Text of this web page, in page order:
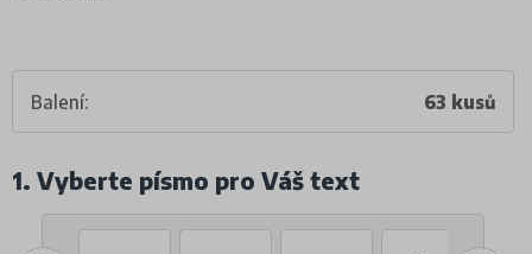
Balení: 63 kusů
1. Vyberte písmo pro Váš text